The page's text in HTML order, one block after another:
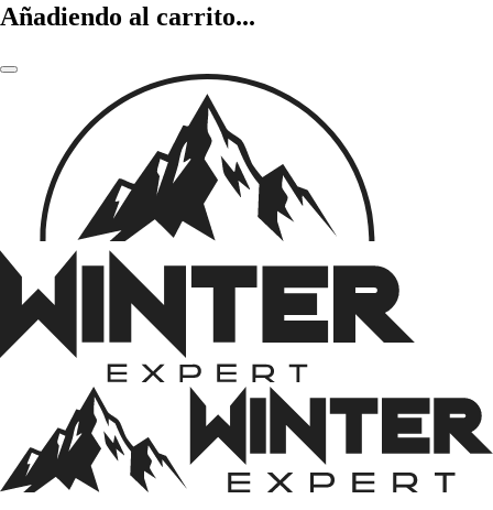
Añadiendo al carrito...